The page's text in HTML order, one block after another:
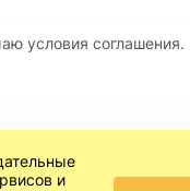
условия соглашения.
и